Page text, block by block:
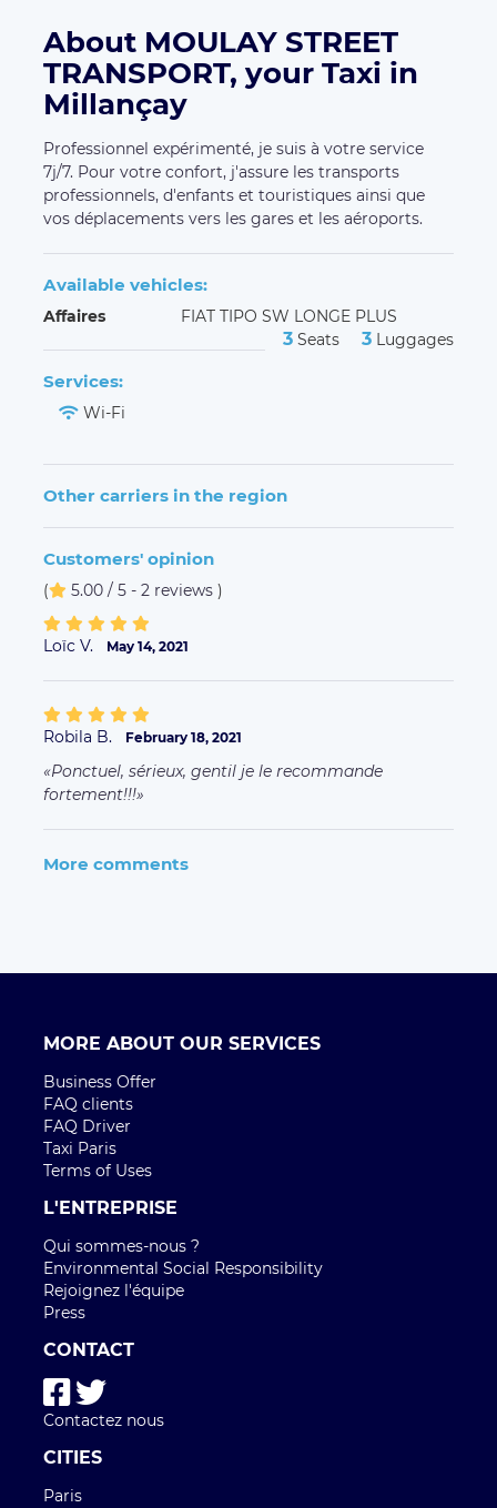
About MOULAY STREET
TRANSPORT, your Taxi in
Millançay
Professionnel expérimenté, je suis à votre service
7j/7. Pour votre confort, j'assure les transports
professionnels, d'enfants et touristiques ainsi que
vos déplacements vers les gares et les aéroports.
Available vehicles:
Affaires FIAT TIPO SW LONGE PLUS
3 Seats 3 Luggages
Services:
Wi-Fi
Other carriers in the region
Customers' opinion
( 5.00 / 5 - 2 reviews )
Loïc V. May 14, 2021
Robila B. February 18, 2021
Ponctuel, sérieux, gentil je le recommande
fortement!!!
More comments
MORE ABOUT OUR SERVICES
Business Offer
FAQ clients
FAQ Driver
Taxi Paris
Terms of Uses
L'ENTREPRISE
Qui sommes-nous ?
Environmental Social Responsibility
Rejoignez l'équipe
Press
CONTACT
Contactez nous
CITIES
Paris